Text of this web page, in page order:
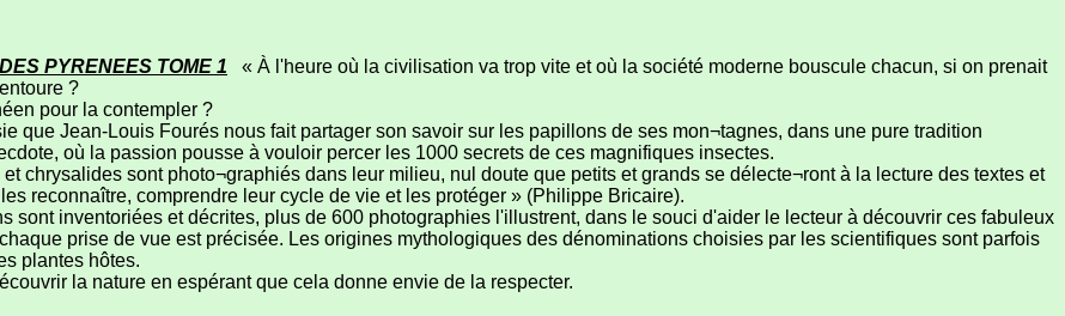
PYRENEES TOME 1 « À l'heure où la civilisation va trop vite et où la société moderne bouscule chacun, si on prenait
?
pour la contempler ?
que Jean-Louis Fourés nous fait partager son savoir sur les papillons de ses mon¬tagnes, dans une pure tradition
où la passion pousse à vouloir percer les 1000 secrets de ces magnifiques insectes.
chrysalides sont photo¬graphiés dans leur milieu, nul doute que petits et grands se délecte¬ront à la lecture des textes et
reconnaître, comprendre leur cycle de vie et les protéger » (Philippe Bricaire).
sont inventoriées et décrites, plus de 600 photographies l'illustrent, dans le souci d'aider le lecteur à découvrir ces fabuleux
prise de vue est précisée. Les origines mythologiques des dénominations choisies par les scientifiques sont parfois
plantes hôtes.
la nature en espérant que cela donne envie de la respecter.